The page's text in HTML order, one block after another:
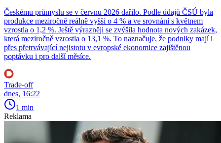
Českému průmyslu se v červnu 2026 dařilo. Podle údajů ČSÚ byla
produkce meziročně reálně vyšší o 4 % a ve srovnání s květnem
vzrostla o 1,2 %. Ještě výrazněji se zvýšila hodnota nových zakázek,
která meziročně vzrostla o 13,1 %. To naznačuje, že podniky mají i
přes přetrvávající nejistotu v evropské ekonomice zajištěnou
poptávku i pro další měsíce.
Trade-off
dnes, 16:22
1 min
Reklama